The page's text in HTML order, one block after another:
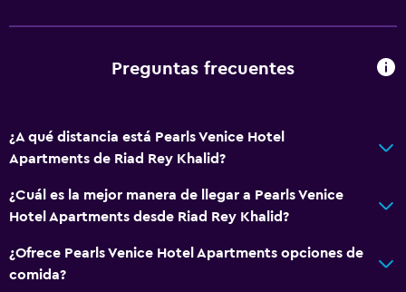
Preguntas frecuentes
¿A qué distancia está Pearls Venice Hotel
Apartments de Riad Rey Khalid?
¿Cuál es la mejor manera de llegar a Pearls Venice
Hotel Apartments desde Riad Rey Khalid?
¿Ofrece Pearls Venice Hotel Apartments opciones de
comida?